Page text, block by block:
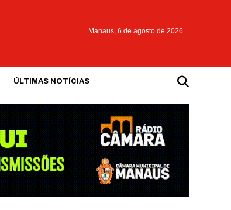
Manaus, 6 de agosto de 2026
ÚLTIMAS NOTÍCIAS